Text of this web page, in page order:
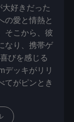
好きだった
の愛と情熱と
そこから、彼
なり、携帯ゲ
びを感じる
デッキがリリ
てがピンとき